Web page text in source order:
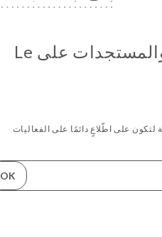
تابع جميع الأخبار والمستجدات على Le
لتكون على اطّلاعٍ دائمًا على الفعاليات
OK